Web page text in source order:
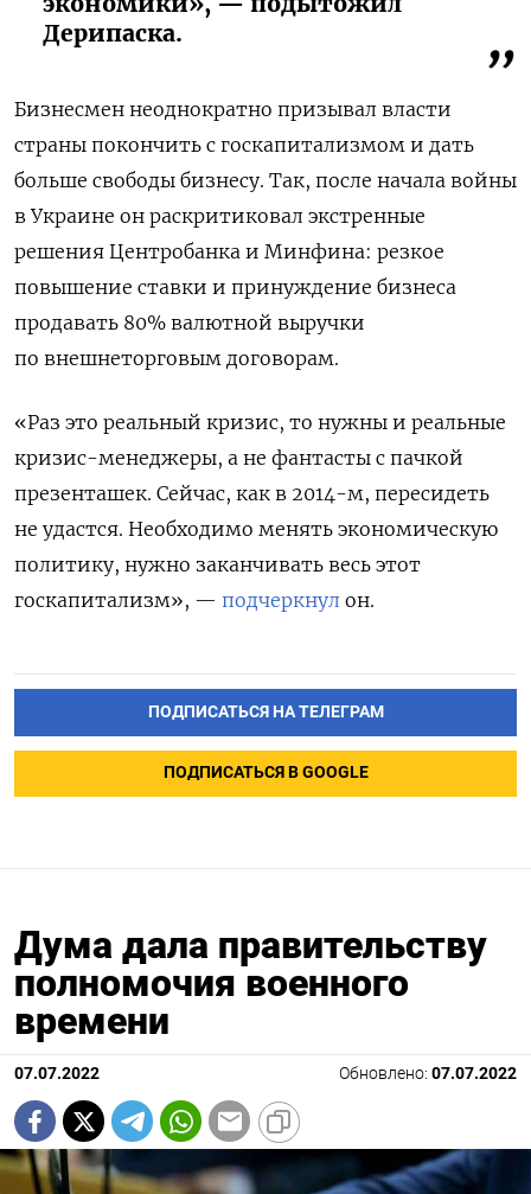
Дерипаска.
Бизнесмен неоднократно призывал власти
страны покончить с госкапитализмом и дать
больше свободы бизнесу. Так, после начала войны
в Украине он раскритиковал экстренные
решения Центробанка и Минфина: резкое
повышение ставки и принуждение бизнеса
продавать 80% валютной выручки
по внешнеторговым договорам.
«Раз это реальный кризис, то нужны и реальные
кризис-менеджеры, а не фантасты с пачкой
презенташек. Сейчас, как в 2014-м, пересидеть
не удастся. Необходимо менять экономическую
политику, нужно заканчивать весь этот
госкапитализм», — подчеркнул он.
ПОДПИСАТЬСЯ НА ТЕЛЕГРАМ
ПОДПИСАТЬСЯ В GOOGLE
Дума дала правительству
полномочия военного
времени
07.07.2022 Обновлено: 07.07.2022